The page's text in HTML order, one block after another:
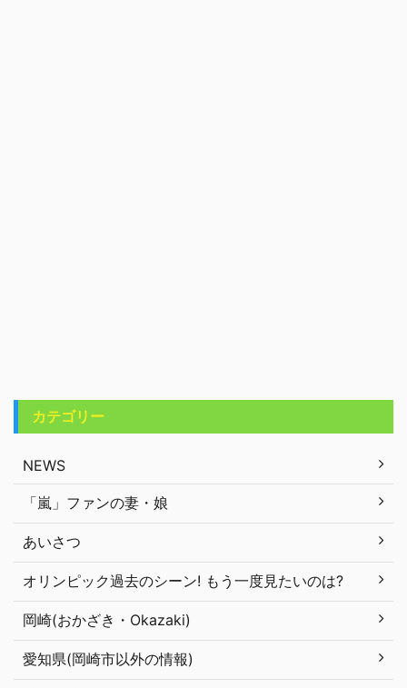
カテゴリー
NEWS
「嵐」ファンの妻・娘
あいさつ
オリンピック過去のシーン! もう一度見たいのは?
岡崎(おかざき・Okazaki)
愛知県(岡崎市以外の情報)